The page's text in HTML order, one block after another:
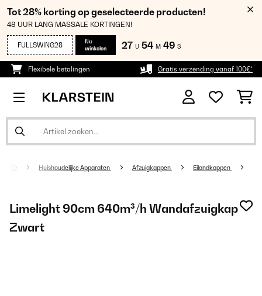
Tot 28% korting op geselecteerde producten!
48 UUR LANG MASSALE KORTINGEN!
FULLSWING28
Nu
winkelen
27 U 54 M 48 S
Flexibele betalingen Gratis verzending vanaf 100€*
Huishoudelijke Apparaten Afzuigkappen Eilandkappen
Limelight 90cm 640m³/h Wandafzuigkap
Zwart